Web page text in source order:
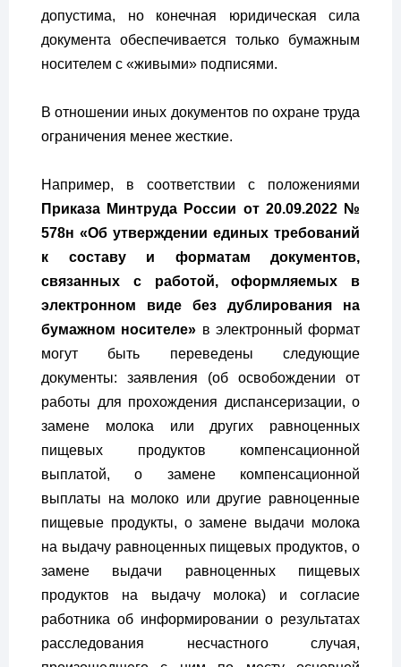
допустима, но конечная юридическая сила
документа обеспечивается только бумажным
носителем с «живыми» подписями.
В отношении иных документов по охране труда
ограничения менее жесткие.
Например, в соответствии с положениями
Приказа Минтруда России от 20.09.2022 №
578н «Об утверждении единых требований
к составу и форматам документов,
связанных с работой, оформляемых в
электронном виде без дублирования на
бумажном носителе» в электронный формат
могут быть переведены следующие
документы: заявления (об освобождении от
работы для прохождения диспансеризации, о
замене молока или других равноценных
пищевых продуктов компенсационной
выплатой, о замене компенсационной
выплаты на молоко или другие равноценные
пищевые продукты, о замене выдачи молока
на выдачу равноценных пищевых продуктов, о
замене выдачи равноценных пищевых
продуктов на выдачу молока) и согласие
работника об информировании о результатах
расследования несчастного случая,